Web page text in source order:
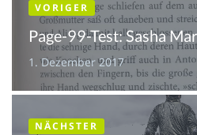
VORIGER
Page-99-Test: Sasha
1. Dezember 2017
NÄCHSTER